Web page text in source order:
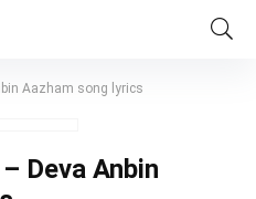
Aazham song lyrics
Anbin